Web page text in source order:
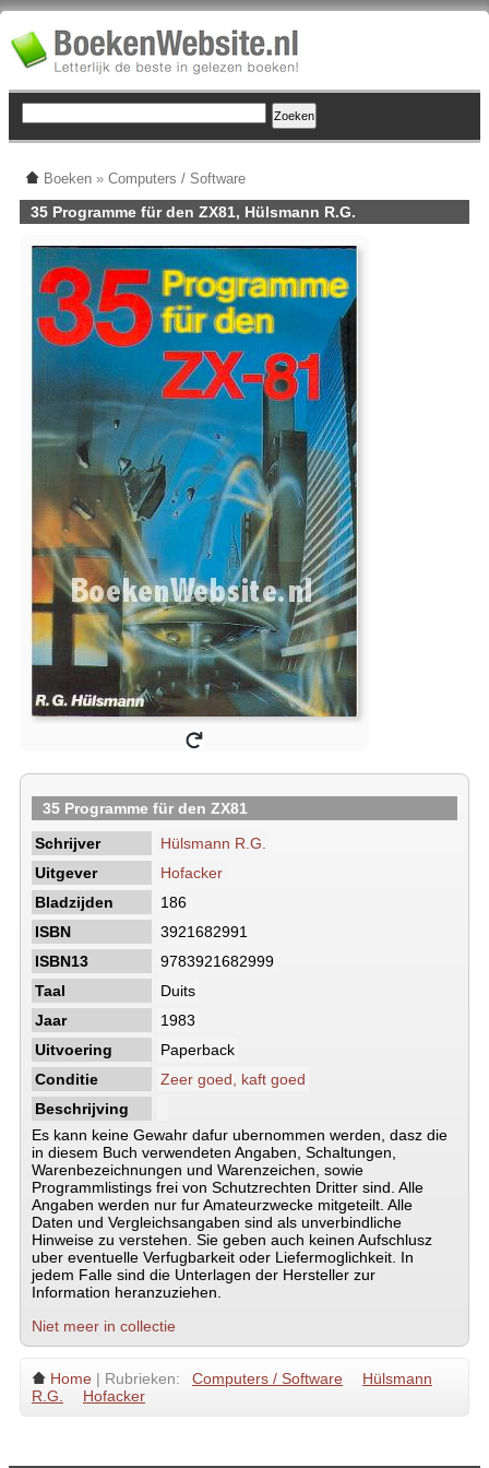
Boeken » Computers / Software
35 Programme für den ZX81, Hülsmann R.G.
35 Programme für den ZX81
Schrijver
Hülsmann R.G.
Uitgever
Hofacker
Bladzijden
186
ISBN
3921682991
ISBN13
9783921682999
Taal
Duits
Jaar
1983
Uitvoering
Paperback
Conditie
Zeer goed, kaft goed
Beschrijving
Es kann keine Gewahr dafur ubernommen werden, dasz die
in diesem Buch verwendeten Angaben, Schaltungen,
Warenbezeichnungen und Warenzeichen, sowie
Programmlistings frei von Schutzrechten Dritter sind. Alle
Angaben werden nur fur Amateurzwecke mitgeteilt. Alle
Daten und Vergleichsangaben sind als unverbindliche
Hinweise zu verstehen. Sie geben auch keinen Aufschlusz
uber eventuelle Verfugbarkeit oder Liefermoglichkeit. In
jedem Falle sind die Unterlagen der Hersteller zur
Information heranzuziehen.
Niet meer in collectie
Home | Rubrieken: Computers / Software
Hülsmann
R.G.
Hofacker